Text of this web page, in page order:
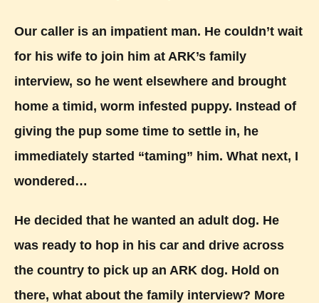
Our caller is an impatient man. He couldn’t wait
for his wife to join him at ARK’s family
interview, so he went elsewhere and brought
home a timid, worm infested puppy. Instead of
giving the pup some time to settle in, he
immediately started “taming” him. What next, I
wondered…
He decided that he wanted an adult dog. He
was ready to hop in his car and drive across
the country to pick up an ARK dog. Hold on
there, what about the family interview? More